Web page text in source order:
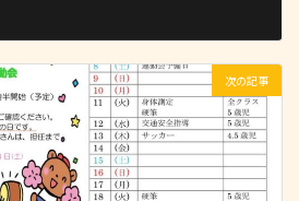
次の記事